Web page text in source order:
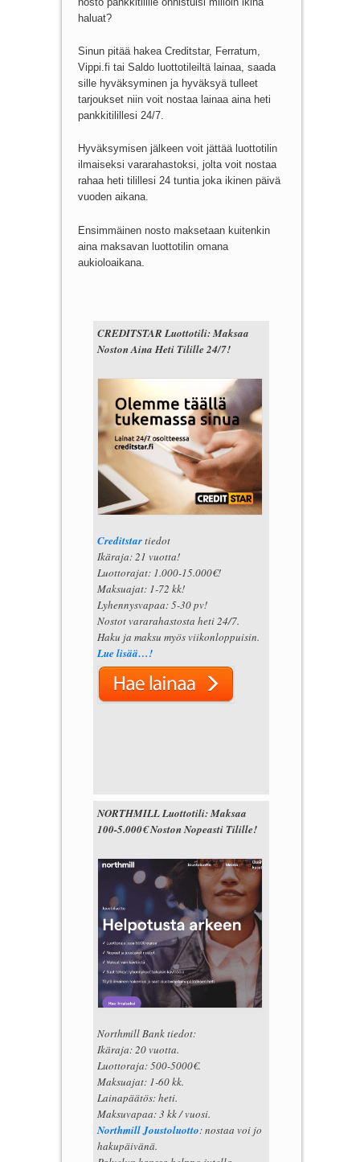
haluat?
Sinun pitää hakea Creditstar, Ferratum,
Vippi.fi tai Saldo luottotileiltä lainaa, saada
sille hyväksyminen ja hyväksyä tulleet
tarjoukset niin voit nostaa lainaa aina heti
pankkitilillesi 24/7.
Hyväksymisen jälkeen voit jättää luottotilin
ilmaiseksi vararahastoksi, jolta voit nostaa
rahaa heti tilillesi 24 tuntia joka ikinen päivä
vuoden aikana.
Ensimmäinen nosto maksetaan kuitenkin
aina maksavan luottotilin omana
aukioloaikana.
CREDITSTAR Luottotili: Maksaa
Noston Aina Heti Tilille 24/7!
Creditstartiedot
Ikäraja: 21 vuotta!
Luottorajat: 1.000-15.000€!
Maksuajat: 1-72 kk!
Lyhennysvapaa: 5-30 pv!
Nostot vararahastosta heti 24/7.
Haku ja maksu myös viikonloppuisin.
Lue lisää…!
NORTHMILL Luottotili: Maksaa
100-5.000€ Noston Nopeasti Tilille!
Northmill Bank tiedot:
Ikäraja: 20 vuotta.
Luottoraja: 500-5000€.
Maksuajat: 1-60 kk.
Lainapäätös: heti.
Maksuvapaa: 3 kk / vuosi.
Northmill Joustoluotto: nostaa voi jo
hakupäivänä.